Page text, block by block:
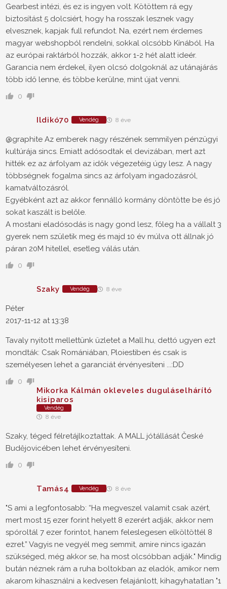
Gearbest intézi, és ez is ingyen volt. Kötöttem rá egy
biztosítást 5 dolcsiért, hogy ha rosszak lesznek vagy
elvesznek, kapjak full refundot. Na, ezért nem érdemes
magyar webshopból rendelni, sokkal olcsóbb Kínából. Ha
az európai raktárból hozzák, akkor 1-2 hét alatt ideér.
Garancia nem érdekel, ilyen olcsó dolgoknál az utánajárás
több idő lenne, és többe kerülne, mint újat venni.
0
Ildikó70 Vendég 8 éve
@graphite Az emberek nagy részének semmilyen pénzügyi
kultúrája sincs. Emiatt adósodtak el devizában, mert azt
hitték ez az árfolyam az idők végezetéig úgy lesz. A nagy
többségnek fogalma sincs az árfolyam ingadozásról,
kamatváltozásról.
Egyébként azt az akkor fennálló kormány döntötte be és jó
sokat kaszált is belőle.
A mostani eladósodás is nagy gond lesz, főleg ha a vállalt 3
gyerek nem születik meg és majd 10 év múlva ott állnak jó
páran 20M hitellel, esetleg válás után.
0
Szaky Vendég 8 éve
Péter
2017-11-12 at 13:38
Tavaly nyitott mellettünk üzletet a Mall.hu, dettó ugyen ezt
mondták: Csak Romániában, Ploiestiben és csak is
személyesen lehet a garanciát érvényesíteni ...:DD
0
Mikorka Kálmán okleveles duguláselhárító
kisiparos
Vendég
8 éve
Szaky, téged félretájlkoztattak. A MALL jótállását České
Budějovicében lehet érvényesíteni.
0
Tamás4 Vendég 8 éve
"S ami a legfontosabb: “Ha megveszel valamit csak azért,
mert most 15 ezer forint helyett 8 ezerért adják, akkor nem
spóroltál 7 ezer forintot, hanem feleslegesen elköltöttél 8
ezret.” Vagyis ne vegyél meg semmit, amire nincs igazán
szükséged, még akkor se, ha most olcsóbban adják." Mindig
bután néznek rám a ruha boltokban az eladók, amikor nem
akarom kihasználni a kedvesen felajánlott, kihagyhatatlan "1